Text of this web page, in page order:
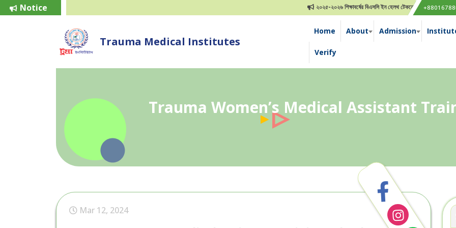
Notice ২০২৫-২০২৬ শিক্ষাবর্ষের বিএসসি ইন হেলথ টেকনোলজি ভর্তি বিজ্ঞপ্তি
Trauma Medical Institutes
Home About Admission
Verify
Trauma Women’s Medical Assistant
Mar 12, 2024